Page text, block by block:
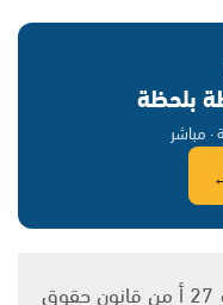
بلحظة
· مباشر
يتم الاستخدام المواد وفقًا للمادة 27 أ من قانون حقوق